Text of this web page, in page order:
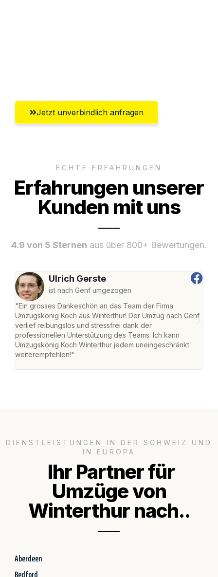
Jetzt unverbindlich anfragen
ECHTE ERFAHRUNGEN
Erfahrungen unserer
Kunden mit uns
4.9 von 5 Sternen aus über 800+ Bewertungen.
Ulrich Gerste
ist nach Genf umgezogen
"Ein grosses Dankeschön an das Team der Firma
Umzugskönig Koch aus Winterthur! Der Umzug nach Genf
verlief reibungslos und stressfrei dank der
professionellen Unterstützung des Teams. Ich kann
Umzugskönig Koch Winterthur jedem uneingeschränkt
weiterempfehlen!"
DIENSTLEISTUNGEN IN DER SCHWEIZ UND
IN EUROPA
Ihr Partner für
Umzüge von
Winterthur nach..
Aberdeen